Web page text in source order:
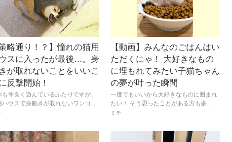
策略通り！？】憧れの猫用
スに入ったが最後…。身
が取れないことをいいこ
反撃開始！
も仲良く遊んでいるふたりですが、
ハウスで身動きが取れないワンコ...
【動画】みんなのごはんはい
ただくにゃ！ 大好きなもの
に埋もれてみたい子猫ちゃん
の夢が叶った瞬間
一度でもいいから大好きなものに囲まれ
たい！ そう思ったことがある方も多...
ミチ